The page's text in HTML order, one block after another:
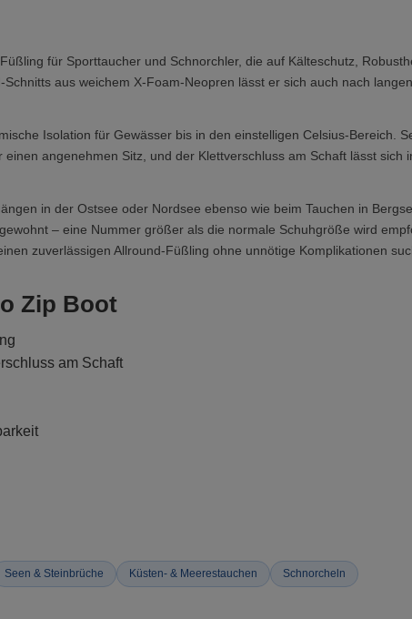
für Sporttaucher und Schnorchler, die auf Kälteschutz,
aus weichem X-Foam-Neopren lässt er sich auch nach
Isolation für Gewässer bis in den einstelligen Celsius-Bereich.
angenehmen Sitz, und der Klettverschluss am Schaft lässt sich
in der Ostsee oder Nordsee ebenso wie beim Tauchen in
– eine Nummer größer als die normale Schuhgröße wird
zuverlässigen Allround-Füßling ohne unnötige Komplikationen
Zip Boot
am Schaft
Seen & Steinbrüche Küsten- & Meerestauchen Schnorcheln